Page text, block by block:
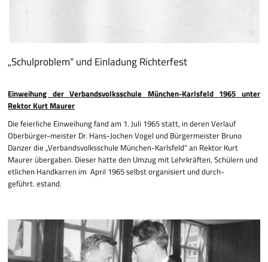
„Schulproblem“ und Einladung Richterfest
Einweihung der Verbandsvolksschule München-Karlsfeld 1965 unter
Rektor Kurt Maurer
Die feierliche Einweihung fand am 1. Juli 1965 statt, in deren Verlauf
Oberbürger-meister Dr. Hans-Jochen Vogel und Bürger­meister Bruno
Danzer die „Verbands­volksschule München-Karlsfeld“ an Rektor Kurt
Maurer übergaben. Dieser hatte den Umzug mit Lehrkräften, Schülern und
etlichen Handkarren im April 1965 selbst organisiert und durch­
geführt. estand.